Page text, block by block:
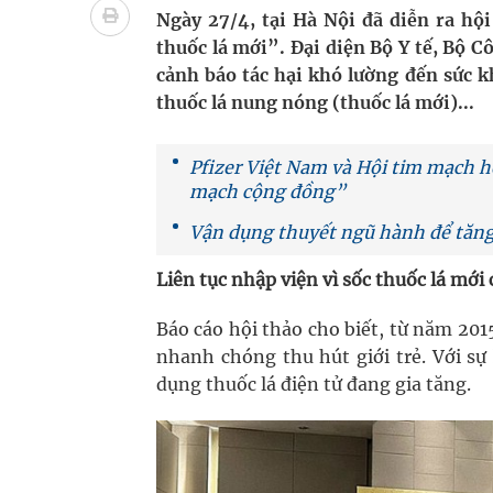
Cách âm nhạc trị liệu được “đo ni đóng giày”
Dự báo thời tiết ngày 08/8/2026: Bắc Bộ nắng
Cảnh báo 3 thời điểm nguy hiểm trong ngày dễ
Đề xuất cơ chế thu hút nhân lực, nâng cao chất
Ngày 27/4, tại Hà Nội đã diễn ra
thuốc lá mới”. Đại diện Bộ Y tế, Bộ
cảnh báo tác hại khó lường đến sức
thuốc lá nung nóng (thuốc lá mới)...
Pfizer Việt Nam và Hội tim mạch
mạch cộng đồng”
Vận dụng thuyết ngũ hành để
Liên tục nhập viện vì sốc thuốc lá mới
Báo cáo hội thảo cho biết, từ năm
nhanh chóng thu hút giới trẻ. Với
dụng thuốc lá điện tử đang gia tăng.